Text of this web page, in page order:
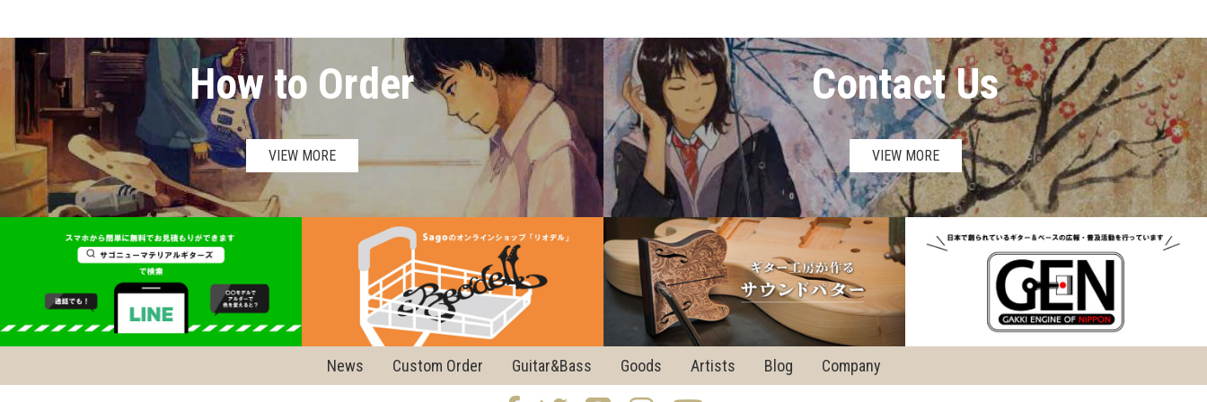
How to Order
VIEW MORE
Contact Us
VIEW MORE
News Custom Order Guitar&Bass Goods Artists Blog Company